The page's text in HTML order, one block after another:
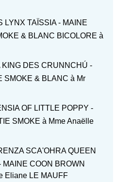
LYNX TAÏSSIA - MAINE
& BLANC BICOLORE à
DES CRUNNCHÚ -
SMOKE & BLANC à Mr
OF LITTLE POPPY -
SMOKE à Mme Anaëlle
SCA'OHRA QUEEN
MAINE COON BROWN
Eliane LE MAUFF